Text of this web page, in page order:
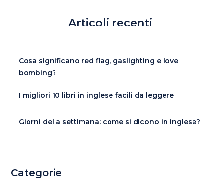
Articoli recenti
Cosa significano red flag, gaslighting e love
bombing?
I migliori 10 libri in inglese facili da leggere
Giorni della settimana: come si dicono in inglese?
Categorie